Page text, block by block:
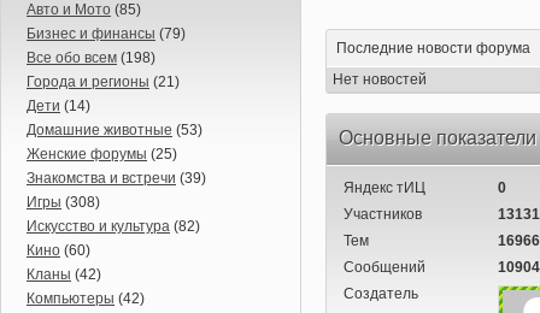
Авто и Мото (85)
Бизнес и финансы (79)
Все обо всем (198)
Города и регионы (21)
Дети (14)
Домашние животные (53)
Женские форумы (25)
Знакомства и встречи (39)
Игры (308)
Искусство и культура (82)
Кино (60)
Кланы (42)
Компьютеры (42)
Последние новости форума
Нет новостей
Основные
Яндекс тИЦ
0
Участников
13131
Тем
16966
Сообщений
Создатель